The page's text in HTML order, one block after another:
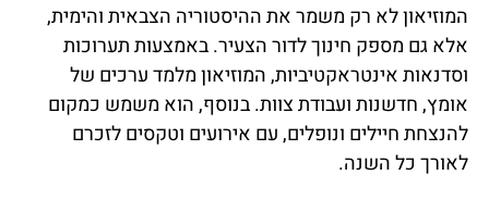
המוזיאון לא רק משמר את ההיסטוריה הצבאית והימית,
אלא גם מספק חינוך לדור הצעיר. באמצעות תערוכות
וסדנאות אינטראקטיביות, המוזיאון מלמד ערכים של
אומץ, חדשנות ועבודת צוות. בנוסף, הוא משמש כמקום
להנצחת חיילים ונופלים, עם אירועים וטקסים לזכרם
לאורך כל השנה.